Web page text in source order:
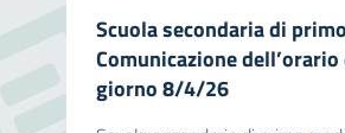
Scuola secondaria di
Comunicazione
giorno 8/4/26